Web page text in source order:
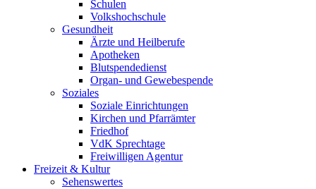
Schulen
Volkshochschule
Gesundheit
Ärzte und Heilberufe
Apotheken
Blutspendedienst
Organ- und Gewebespende
Soziales
Soziale Einrichtungen
Kirchen und Pfarrämter
Friedhof
VdK Sprechtage
Freiwilligen Agentur
Freizeit & Kultur
Sehenswertes